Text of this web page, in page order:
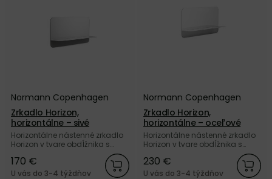
Normann Copenhagen
Zrkadlo Horizon,
horizontálne – sivé
Horizontálne nástenné zrkadlo
Horizon v tvare obdĺžnika s
integrovanou policou zo sivej
práškovanej ocele od dánskej
značky Normann Copenhagen.
170 €
U vás do 3-4 týždňov
Normann Copenhagen
Zrkadlo Horizon,
horizontálne – oceľové
Horizontálne nástenné zrkadlo
Horizon v tvare obdĺžnika s
nehrdzavejúcej ocele od
dánskej značky Normann
230 €
U vás do 3-4 týždňov